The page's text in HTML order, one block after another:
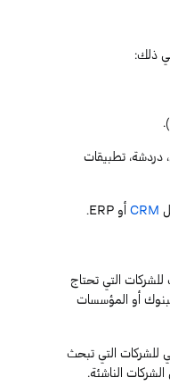
ذلك:
دردشة، تطبيقات
CRMأوERP.
التي تحتاج
أو المؤسسات
للشركات التي تبحث
الناشئة.